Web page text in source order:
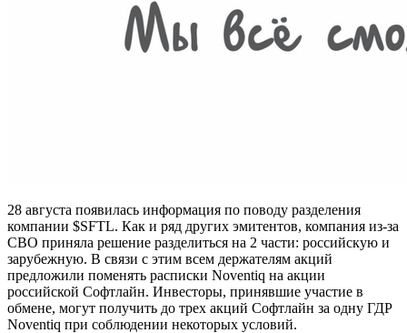
28 августа появилась информация по поводу разделения
компании $SFTL. Как и ряд других эмитентов, компания из-за
СВО приняла решение разделиться на 2 части: российскую и
зарубежную. В связи с этим всем держателям акций
предложили поменять расписки Noventiq на акции
российской Софтлайн. Инвесторы, принявшие участие в
обмене, могут получить до трех акций Софтлайн за одну ГДР
Noventiq при соблюдении некоторых условий.